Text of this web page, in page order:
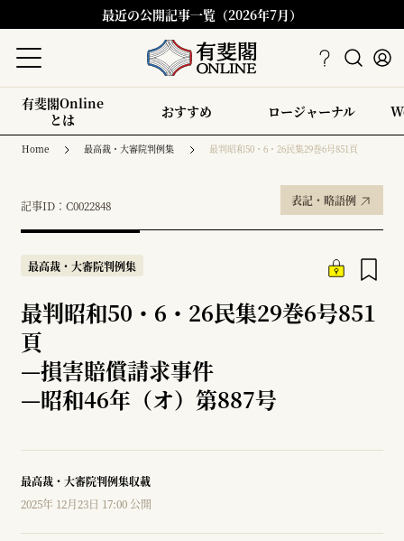
最近の公開記事一覧（2026年7月）
有斐閣Online
とは
おすすめ ロージャーナル
Home 最高裁・大審院判例集 最判昭和50・6・26民集29巻6号851頁
記事ID：C0022848 表記・略語例
最高裁・大審院判例集
最判昭和50・6・26民集29巻6号851
頁
—損害賠償請求事件
—昭和46年（オ）第887号
最高裁・大審院判例集収載
2025年 12月23日 17:00 公開